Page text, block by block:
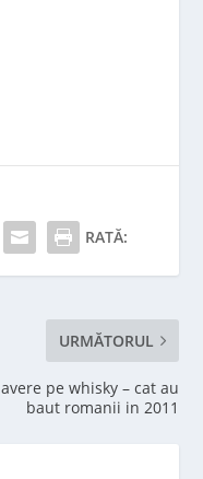
RATĂ:
URMĂTORUL
pe whisky – cat au
baut romanii in 2011